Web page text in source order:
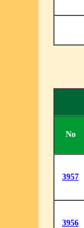
No
3957
3956